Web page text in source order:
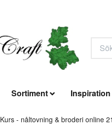
Sortiment Inspiration
Kurs - nåltovning & broderi online